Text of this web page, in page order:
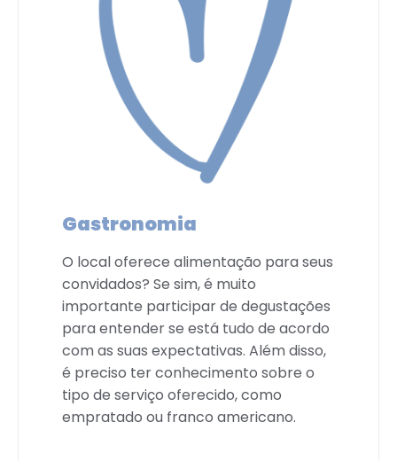
Gastronomia
O local oferece alimentação para seus
convidados? Se sim, é muito
importante participar de degustações
para entender se está tudo de acordo
com as suas expectativas. Além disso,
é preciso ter conhecimento sobre o
tipo de serviço oferecido, como
empratado ou franco americano.